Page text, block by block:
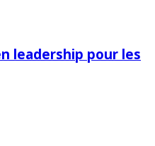
leadership pour les